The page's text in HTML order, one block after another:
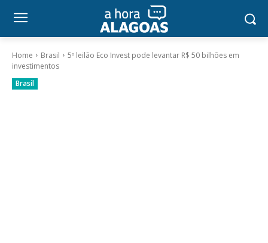
Home Brasil
5º leilão Eco Invest pode levantar R$ 50 bilhões em
investimentos
Brasil